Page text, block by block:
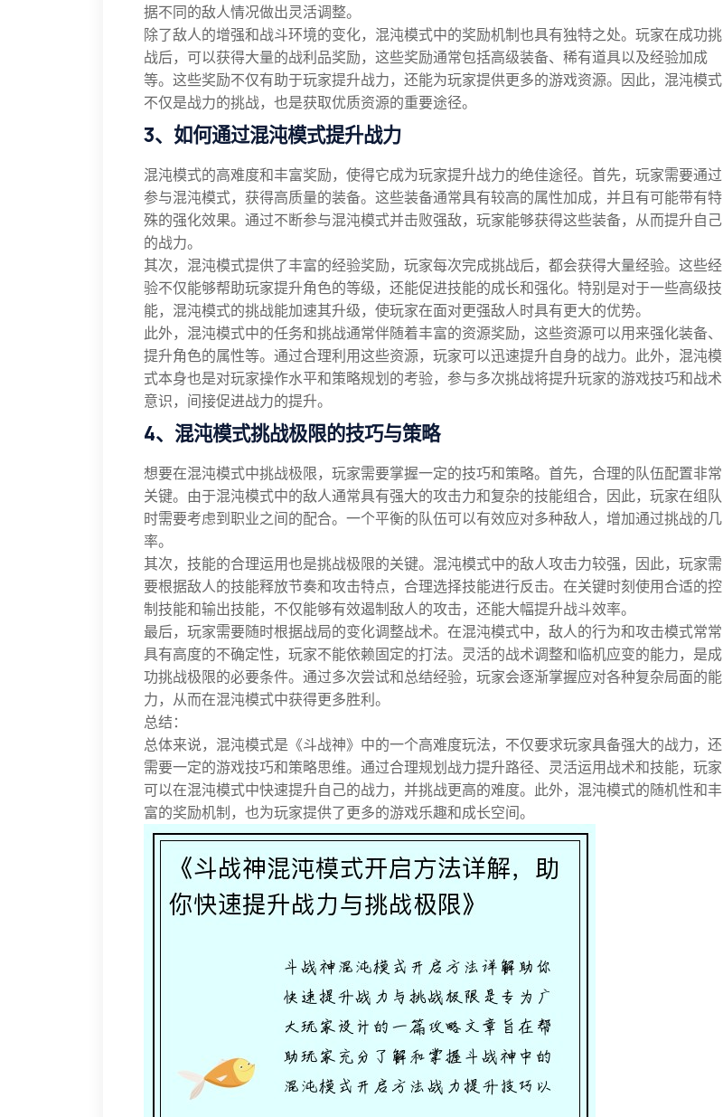
据不同的敌人情况做出灵活调整。
除了敌人的增强和战斗环境的变化，混沌模式中的奖励机制也具有独特之处。玩家在成功挑
战后，可以获得大量的战利品奖励，这些奖励通常包括高级装备、稀有道具以及经验加成
等。这些奖励不仅有助于玩家提升战力，还能为玩家提供更多的游戏资源。因此，混沌模式
不仅是战力的挑战，也是获取优质资源的重要途径。
3、如何通过混沌模式提升战力
混沌模式的高难度和丰富奖励，使得它成为玩家提升战力的绝佳途径。首先，玩家需要通过
参与混沌模式，获得高质量的装备。这些装备通常具有较高的属性加成，并且有可能带有特
殊的强化效果。通过不断参与混沌模式并击败强敌，玩家能够获得这些装备，从而提升自己
的战力。
其次，混沌模式提供了丰富的经验奖励，玩家每次完成挑战后，都会获得大量经验。这些经
验不仅能够帮助玩家提升角色的等级，还能促进技能的成长和强化。特别是对于一些高级技
能，混沌模式的挑战能加速其升级，使玩家在面对更强敌人时具有更大的优势。
此外，混沌模式中的任务和挑战通常伴随着丰富的资源奖励，这些资源可以用来强化装备、
提升角色的属性等。通过合理利用这些资源，玩家可以迅速提升自身的战力。此外，混沌模
式本身也是对玩家操作水平和策略规划的考验，参与多次挑战将提升玩家的游戏技巧和战术
意识，间接促进战力的提升。
4、混沌模式挑战极限的技巧与策略
想要在混沌模式中挑战极限，玩家需要掌握一定的技巧和策略。首先，合理的队伍配置非常
关键。由于混沌模式中的敌人通常具有强大的攻击力和复杂的技能组合，因此，玩家在组队
时需要考虑到职业之间的配合。一个平衡的队伍可以有效应对多种敌人，增加通过挑战的几
率。
其次，技能的合理运用也是挑战极限的关键。混沌模式中的敌人攻击力较强，因此，玩家需
要根据敌人的技能释放节奏和攻击特点，合理选择技能进行反击。在关键时刻使用合适的控
制技能和输出技能，不仅能够有效遏制敌人的攻击，还能大幅提升战斗效率。
最后，玩家需要随时根据战局的变化调整战术。在混沌模式中，敌人的行为和攻击模式常常
具有高度的不确定性，玩家不能依赖固定的打法。灵活的战术调整和临机应变的能力，是成
功挑战极限的必要条件。通过多次尝试和总结经验，玩家会逐渐掌握应对各种复杂局面的能
力，从而在混沌模式中获得更多胜利。
总结：
总体来说，混沌模式是《斗战神》中的一个高难度玩法，不仅要求玩家具备强大的战力，还
需要一定的游戏技巧和策略思维。通过合理规划战力提升路径、灵活运用战术和技能，玩家
可以在混沌模式中快速提升自己的战力，并挑战更高的难度。此外，混沌模式的随机性和丰
富的奖励机制，也为玩家提供了更多的游戏乐趣和成长空间。